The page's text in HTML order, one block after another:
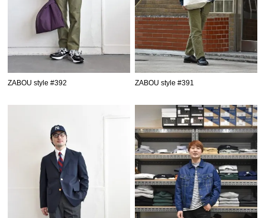
ZABOU style #392 ZABOU style #391